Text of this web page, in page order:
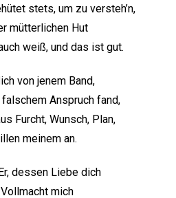
stets, um zu versteh’n,
mütterlichen Hut
weiß, und das ist gut.
von jenem Band,
Anspruch fand,
Furcht, Wunsch, Plan,
meinem an.
dessen Liebe dich
mich